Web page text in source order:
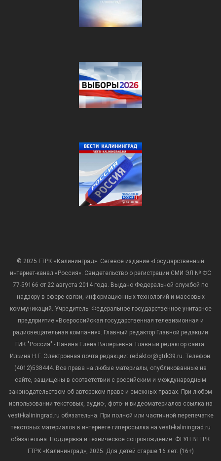
© 2025 ГТРК «Калининград». Сетевое издание «Государственный
интернет-канал «Россия». Свидетельство о регистрации СМИ ЭЛ № ФС
77-59166 от 22 августа 2014 года. Выдано Федеральной службой по
надзору в сфере связи, информационных технологий и массовых
коммуникаций. Учредитель: Федеральное государственное унитарное
предприятие «Всероссийская государственная телевизионная и
радиовещательная компания». Главный редактор Главной редакции
ГИК "Россия" - Панина Елена Валерьевна. Главный редактор сайта:
Ильина Н.Г. Электронная почта редакции: redaktor@gtrk39.ru. Телефон:
(4012)538444. Все права на любые материалы, опубликованные на
сайте, защищены в соответствии с российским и международным
законодательством об авторском праве и смежных правах. При любом
использовании текстовых, аудио-, фото- и видеоматериалов ссылка на
vesti-kaliningrad.ru обязательна. При полной или частичной перепечатке
текстовых материалов в интернете гиперссылка на vesti-kaliningrad.ru
обязательна. Поддержка и техническое сопровождение: ФГУП ВГТРК
ГТРК «Калининград», 2025. Для детей старше 16 лет. (16+)